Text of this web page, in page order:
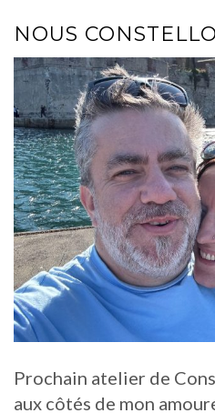
NOUS
Prochain atelier de
aux côtés de mon